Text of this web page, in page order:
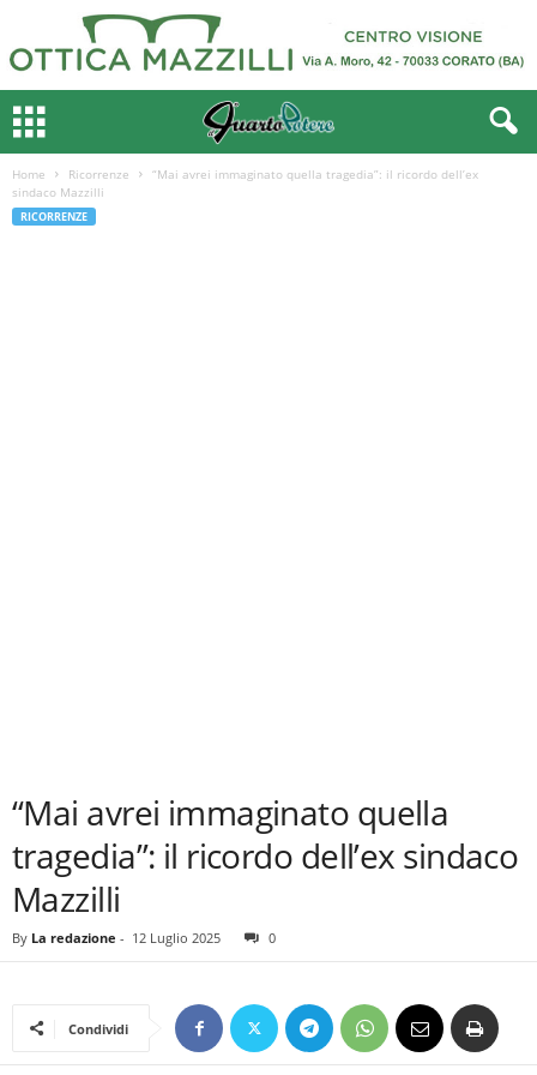
Home Ricorrenze
“Mai avrei immaginato quella tragedia”: il ricordo dell’ex
sindaco Mazzilli
RICORRENZE
“Mai avrei immaginato quella
tragedia”: il ricordo dell’ex sindaco
Mazzilli
By La redazione - 12 Luglio 2025 0
Condividi